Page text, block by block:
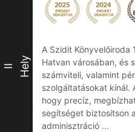
II Hely
A Szidit Könyvelőiroda
Hatvan városában, és
számviteli, valamint
szolgáltatásokat kínál.
hogy precíz,
segítséget biztosítson
adminisztráció ...